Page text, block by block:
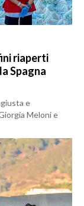
riaperti
Spagna
e
Meloni e